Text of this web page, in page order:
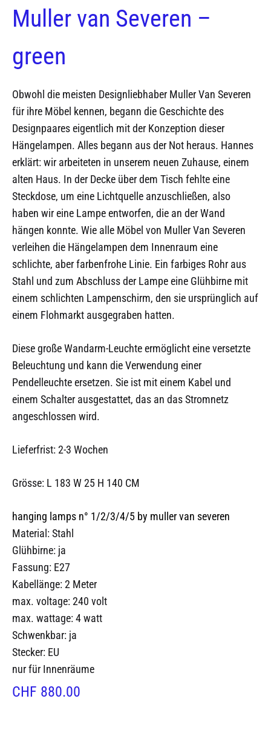
Muller van Severen –
green
Obwohl die meisten Designliebhaber Muller Van Severen
für ihre Möbel kennen, begann die Geschichte des
Designpaares eigentlich mit der Konzeption dieser
Hängelampen. Alles begann aus der Not heraus. Hannes
erklärt: wir arbeiteten in unserem neuen Zuhause, einem
alten Haus. In der Decke über dem Tisch fehlte eine
Steckdose, um eine Lichtquelle anzuschließen, also
haben wir eine Lampe entworfen, die an der Wand
hängen konnte. Wie alle Möbel von Muller Van Severen
verleihen die Hängelampen dem Innenraum eine
schlichte, aber farbenfrohe Linie. Ein farbiges Rohr aus
Stahl und zum Abschluss der Lampe eine Glühbirne mit
einem schlichten Lampenschirm, den sie ursprünglich auf
einem Flohmarkt ausgegraben hatten.
Diese große Wandarm-Leuchte ermöglicht eine versetzte
Beleuchtung und kann die Verwendung einer
Pendelleuchte ersetzen. Sie ist mit einem Kabel und
einem Schalter ausgestattet, das an das Stromnetz
angeschlossen wird.
Lieferfrist: 2-3 Wochen
Grösse: L 183 W 25 H 140 CM
hanging lamps n° 1/2/3/4/5 by muller van severen
Material: Stahl
Glühbirne: ja
Fassung: E27
Kabellänge: 2 Meter
max. voltage: 240 volt
max. wattage: 4 watt
Schwenkbar: ja
Stecker: EU
nur für Innenräume
CHF 880.00